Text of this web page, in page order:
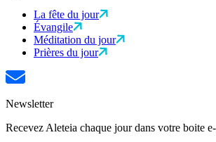
La fête du jour
Évangile
Méditation du jour
Prières du jour
Newsletter
Recevez Aleteia chaque jour dans votre boite